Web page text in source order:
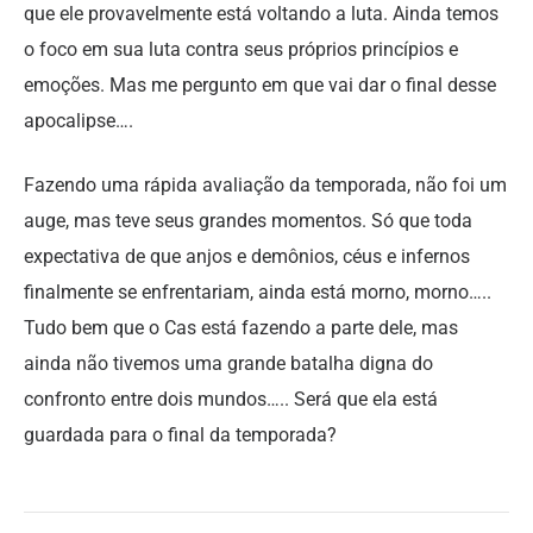
que ele provavelmente está voltando a luta. Ainda temos
o foco em sua luta contra seus próprios princípios e
emoções. Mas me pergunto em que vai dar o final desse
apocalipse….
Fazendo uma rápida avaliação da temporada, não foi um
auge, mas teve seus grandes momentos. Só que toda
expectativa de que anjos e demônios, céus e infernos
finalmente se enfrentariam, ainda está morno, morno…..
Tudo bem que o Cas está fazendo a parte dele, mas
ainda não tivemos uma grande batalha digna do
confronto entre dois mundos….. Será que ela está
guardada para o final da temporada?